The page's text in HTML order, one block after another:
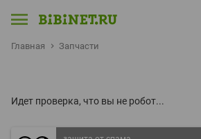
Главная Запчасти
Идет проверка, что вы не робот...